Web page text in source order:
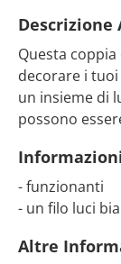
Descrizione
Questa
decorare i
un insieme di
possono
- funzionanti
- un filo luci
Altre